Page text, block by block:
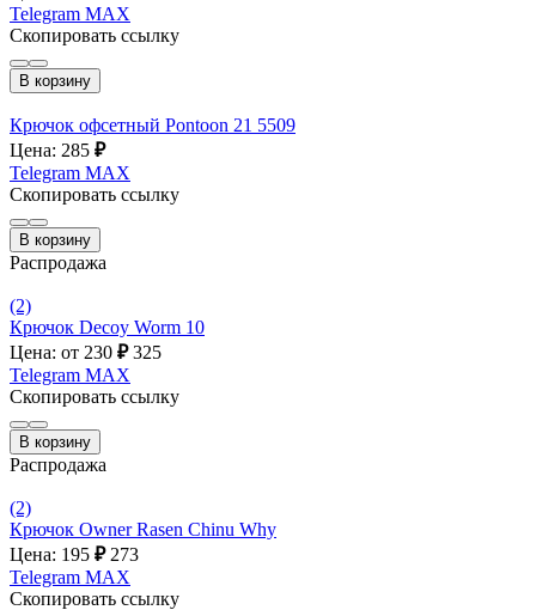
Telegram MAX
Скопировать ссылку
В корзину
Крючок офсетный Pontoon 21 5509
Цена: 285 ₽
Telegram MAX
Скопировать ссылку
В корзину
Распродажа
(2)
Крючок Decoy Worm 10
Цена: от 230 ₽ 325
Telegram MAX
Скопировать ссылку
В корзину
Распродажа
(2)
Крючок Owner Rasen Chinu Why
Цена: 195 ₽ 273
Telegram MAX
Скопировать ссылку